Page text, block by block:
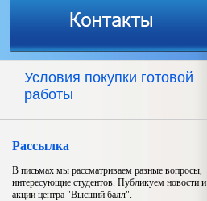
Условия покупки готовой
работы
Рассылка
В письмах мы рассматриваем разные вопросы,
интересующие студентов. Публикуем новости и
акции центра "Высший балл".